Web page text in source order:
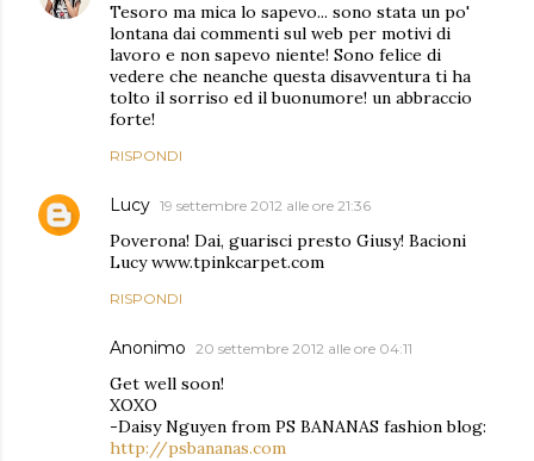
Tesoro ma mica lo sapevo... sono stata un po'
lontana dai commenti sul web per motivi di
lavoro e non sapevo niente! Sono felice di
vedere che neanche questa disavventura ti ha
tolto il sorriso ed il buonumore! un abbraccio
forte!
RISPONDI
Lucy 19 settembre 2012 alle ore 21:36
Poverona! Dai, guarisci presto Giusy! Bacioni
Lucy www.tpinkcarpet.com
RISPONDI
Anonimo 20 settembre 2012 alle ore 04:11
Get well soon!
XOXO
-Daisy Nguyen from PS BANANAS fashion blog:
http://psbananas.com